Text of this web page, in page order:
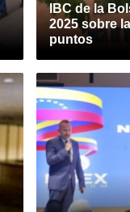
IBC de la
2025 sobre
puntos